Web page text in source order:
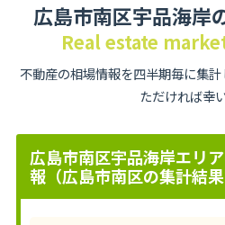
広島市南区宇品海岸
Real estate
不動産の相場情報を四半期毎に集
ただければ幸
広島市南区宇品海岸エリ
報（広島市南区の集計結果